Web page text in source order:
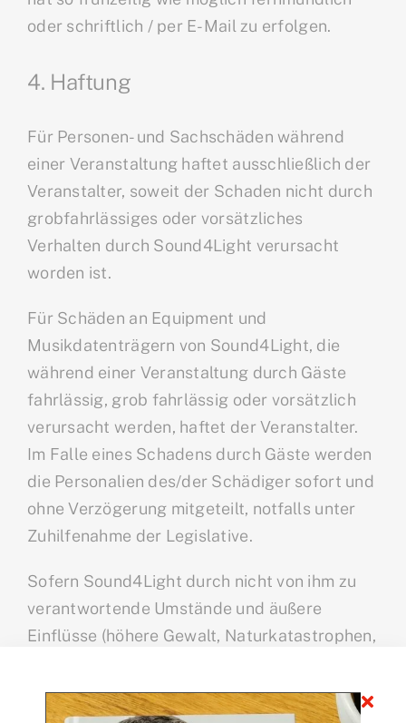
oder schriftlich / per E-Mail zu erfolgen.
4. Haftung
Für Personen- und Sachschäden während
einer Veranstaltung haftet ausschließlich der
Veranstalter, soweit der Schaden nicht durch
grobfahrlässiges oder vorsätzliches
Verhalten durch Sound4Light verursacht
worden ist.
Für Schäden an Equipment und
Musikdatenträgern von Sound4Light, die
während einer Veranstaltung durch Gäste
fahrlässig, grob fahrlässig oder vorsätzlich
verursacht werden, haftet der Veranstalter.
Im Falle eines Schadens durch Gäste werden
die Personalien des/der Schädiger sofort und
ohne Verzögerung mitgeteilt, notfalls unter
Zuhilfenahme der Legislative.
Sofern Sound4Light durch nicht von ihm zu
verantwortende Umstände und äußere
Einflüsse (höhere Gewalt, Naturkatastrophen,
beim Veranstalter, Stromausfall- oder
Stromschwankungen etc.) die vereinbarten